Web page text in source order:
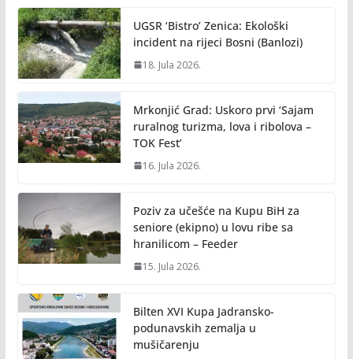
UGSR ‘Bistro’ Zenica: Ekološki
incident na rijeci Bosni (Banlozi)
18. Jula 2026.
Mrkonjić Grad: Uskoro prvi ‘Sajam
ruralnog turizma, lova i ribolova –
TOK Fest’
16. Jula 2026.
Poziv za učešće na Kupu BiH za
seniore (ekipno) u lovu ribe sa
hranilicom – Feeder
15. Jula 2026.
Bilten XVI Kupa Jadransko-
podunavskih zemalja u
mušičarenju